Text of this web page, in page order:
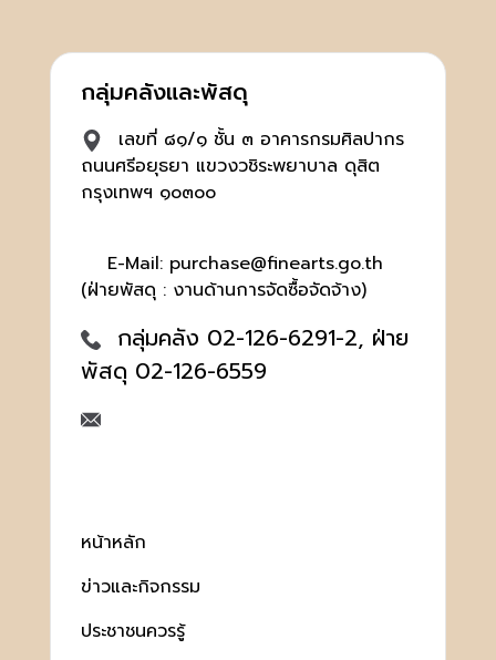
กลุ่มคลังและพัสดุ
เลขที่ ๘๑/๑ ชั้น ๓ อาคารกรมศิลปากร
ถนนศรีอยุธยา แขวงวชิระพยาบาล ดุสิต
กรุงเทพฯ ๑๐๓๐๐
E-Mail: purchase@finearts.go.th
(ฝ่ายพัสดุ : งานด้านการจัดซื้อจัดจ้าง)
กลุ่มคลัง 02-126-6291-2, ฝ่าย
พัสดุ 02-126-6559
หน้าหลัก
ข่าวและกิจกรรม
ประชาชนควรรู้